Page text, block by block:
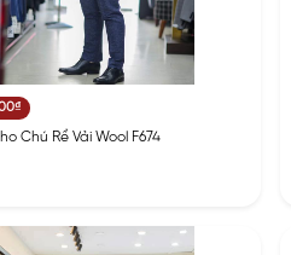
Chú Rể Vải Wool F674